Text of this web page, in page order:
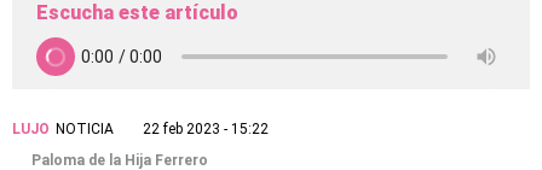
Escucha este artículo
LUJO NOTICIA
22 feb 2023 - 15:22
Paloma de la Hija Ferrero